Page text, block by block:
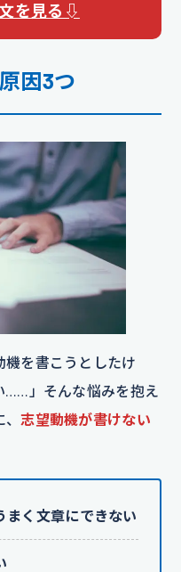
を見る⇩
因3つ
機を書こうとしたけ
……」そんな悩みを抱え
、志望動機が書けない
まく文章にできない